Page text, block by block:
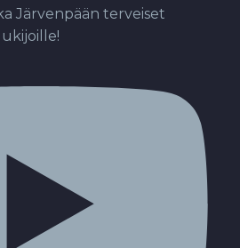
Järvenpään terveiset